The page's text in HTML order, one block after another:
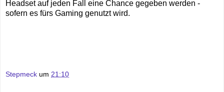
Headset auf jeden Fall eine Chance gegeben werden -
sofern es fürs Gaming genutzt wird.
Stepmeck um 21:10